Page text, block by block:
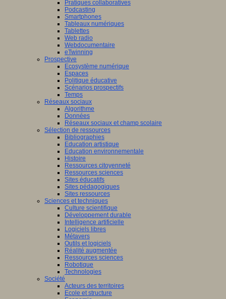
Pratiques collaboratives
Podcasting
Smartphones
Tableaux numériques
Tablettes
Web radio
Webdocumentaire
eTwinning
Prospective
Ecosystème numérique
Espaces
Politique éducative
Scénarios prospectifs
Temps
Réseaux sociaux
Algorithme
Données
Réseaux sociaux et champ scolaire
Sélection de ressources
Bibliographies
Education artistique
Education environnementale
Histoire
Ressources citoyenneté
Ressources sciences
Sites éducatifs
Sites pédagogiques
Sites ressources
Sciences et techniques
Culture scientifique
Développement durable
Intelligence artificielle
Logiciels libres
Métavers
Outils et logiciels
Réalité augmentée
Ressources sciences
Robotique
Technologies
Société
Acteurs des territoires
Ecole et structure